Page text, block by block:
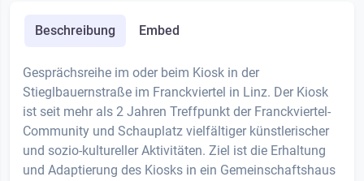
Beschreibung Embed
Gesprächsreihe im oder beim Kiosk in der
Stieglbauernstraße im Franckviertel in Linz. Der Kiosk
ist seit mehr als 2 Jahren Treffpunkt der Franckviertel-
Community und Schauplatz vielfältiger künstlerischer
und sozio-kultureller Aktivitäten. Ziel ist die Erhaltung
und Adaptierung des Kiosks in ein Gemeinschaftshaus